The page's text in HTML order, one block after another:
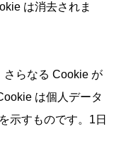
は消去されま
さらなる Cookie が
は個人データ
示すものです。1日